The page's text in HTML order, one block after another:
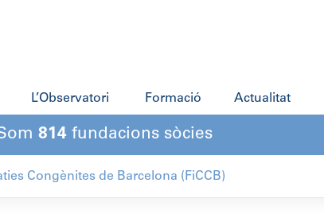
L’Observatori Formació Actualitat
814 fundacions sòcies
Congènites de Barcelona (FiCCB)